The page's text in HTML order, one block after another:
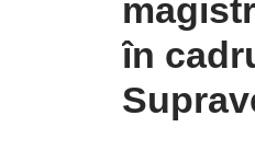
în